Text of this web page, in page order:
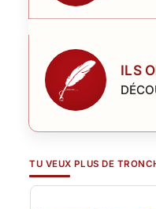
ILS
TU VEUX PLUS DE